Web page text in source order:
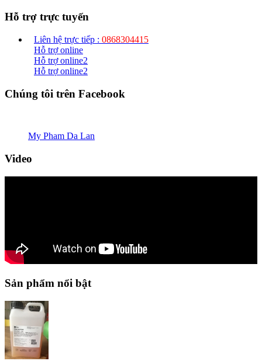
Hỗ trợ trực tuyến
Liên hệ trực tiếp : 0868304415
Hỗ trợ online
Hỗ trợ online2
Hỗ trợ online2
Chúng tôi trên Facebook
My Pham Da Lan
Video
Sản phẩm nổi bật